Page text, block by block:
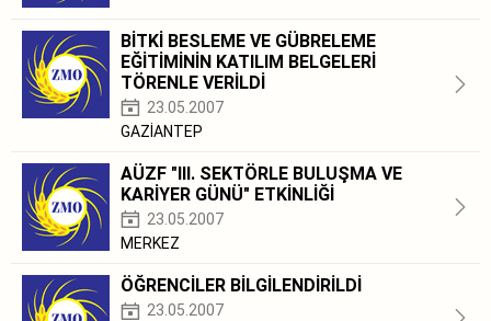
BİTKİ BESLEME VE GÜBRELEME
EĞİTİMİNİN KATILIM BELGELERİ
TÖRENLE VERİLDİ
23.05.2007
GAZİANTEP
AÜZF "III. SEKTÖRLE BULUŞMA VE
KARİYER GÜNÜ" ETKİNLİĞİ
23.05.2007
MERKEZ
ÖĞRENCİLER BİLGİLENDİRİLDİ
23.05.2007